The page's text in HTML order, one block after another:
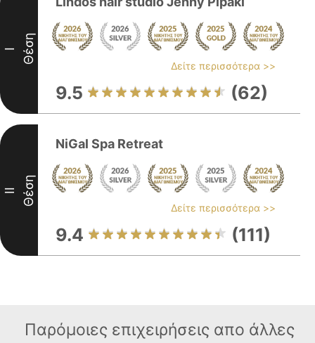
I Θέση
Δείτε περισσότερα >>
9.5 (62)
II Θέση
NiGal Spa Retreat
Δείτε περισσότερα >>
9.4 (111)
Παρόμοιες επιχειρήσεις απο άλλες